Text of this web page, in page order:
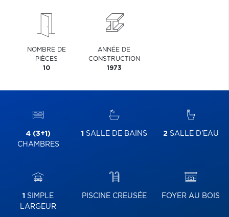
NOMBRE DE
PIÈCES
10
ANNÉE DE
CONSTRUCTION
1973
4 (3+1)
CHAMBRES
1 SALLE DE BAINS 2SALLE D'EAU
1 SIMPLE
LARGEUR
PISCINE CREUSÉE FOYER AU BOIS